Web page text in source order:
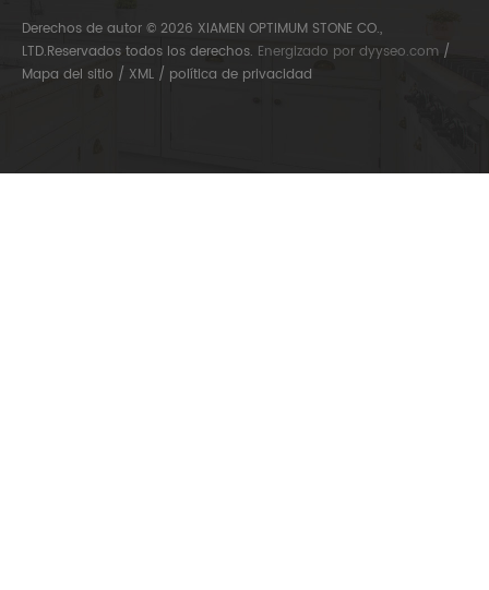
Derechos de autor © 2026 XIAMEN OPTIMUM STONE CO.,
LTD.Reservados todos los derechos. Energizado por dyyseo.com /
Mapa del sitio / XML / política de privacidad